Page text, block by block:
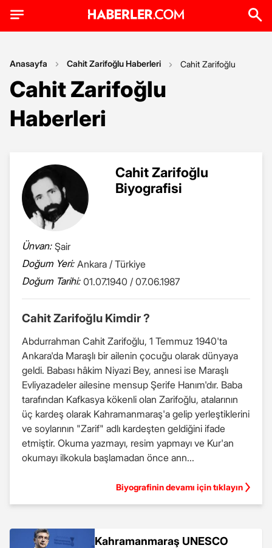
Anasayfa Cahit Zarifoğlu Haberleri Cahit Zarifoğlu
Cahit Zarifoğlu
Haberleri
Cahit Zarifoğlu
Biyografisi
Ünvan: Şair
Doğum Yeri: Ankara / Türkiye
Doğum Tarihi: 01.07.1940 / 07.06.1987
Cahit Zarifoğlu Kimdir ?
Abdurrahman Cahit Zarifoğlu, 1 Temmuz 1940'ta
Ankara'da Maraşlı bir ailenin çocuğu olarak dünyaya
geldi. Babası hâkim Niyazi Bey, annesi ise Maraşlı
Evliyazadeler ailesine mensup Şerife Hanım'dır. Baba
tarafından Kafkasya kökenli olan Zarifoğlu, atalarının
üç kardeş olarak Kahramanmaraş'a gelip yerleştiklerini
ve soylarının "Zarif" adlı kardeşten geldiğini ifade
etmiştir. Okuma yazmayı, resim yapmayı ve Kur'an
okumayı ilkokula başlamadan önce ann...
Biyografinin devamı için tıklayın
Kahramanmaraş UNESCO